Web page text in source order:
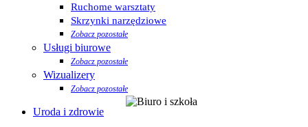
Ruchome warsztaty
Skrzynki narzędziowe
Zobacz pozostałe
Usługi biurowe
Zobacz pozostałe
Wizualizery
Zobacz pozostałe
Uroda i zdrowie